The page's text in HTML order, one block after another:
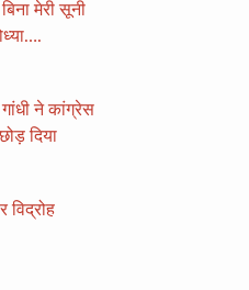
मेरी सूनी
ने कांग्रेस
दिया
विद्रोह